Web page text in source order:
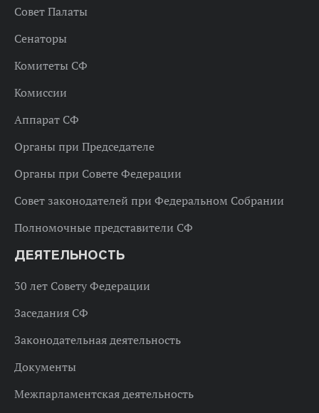
Совет Палаты
Сенаторы
Комитеты СФ
Комиссии
Аппарат СФ
Органы при Председателе
Органы при Совете Федерации
Совет законодателей при Федеральном Собрании
Полномочные представители СФ
ДЕЯТЕЛЬНОСТЬ
30 лет Совету Федерации
Заседания СФ
Законодательная деятельность
Документы
Межпарламентская деятельность